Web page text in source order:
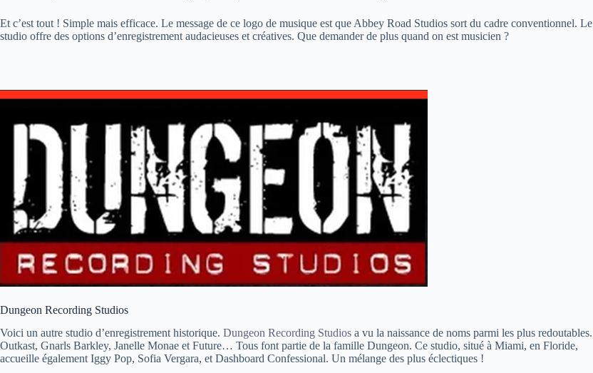
Et c’est tout ! Simple mais efficace. Le message de ce logo de musique est que Abbey Road Studios sort du cadre conventionnel. Le
studio offre des options d’enregistrement audacieuses et créatives. Que demander de plus quand on est musicien ?
Dungeon Recording Studios
Voici un autre studio d’enregistrement historique. Dungeon Recording Studios a vu la naissance de noms parmi les plus redoutables.
Outkast, Gnarls Barkley, Janelle Monae et Future… Tous font partie de la famille Dungeon. Ce studio, situé à Miami, en Floride,
accueille également Iggy Pop, Sofia Vergara, et Dashboard Confessional. Un mélange des plus éclectiques !